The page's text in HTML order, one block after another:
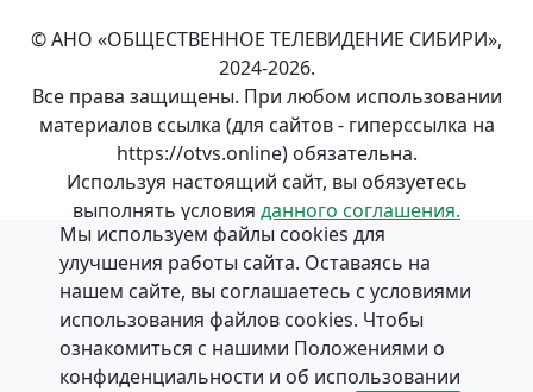
© АНО «ОБЩЕСТВЕННОЕ ТЕЛЕВИДЕНИЕ СИБИРИ»,
2024-2026.
Все права защищены. При любом использовании
материалов ссылка (для сайтов - гиперссылка на
https://otvs.online) обязательна.
Используя настоящий сайт, вы обязуетесь
выполнять условия данного соглашения.
Положение об обработке изащите персональных
данныхв АНО «ОБЩЕСТВЕННОЕ ТЕЛЕВИДЕНИЕ
СИБИРИ».
Мы используем файлы cookies для
улучшения работы сайта. Оставаясь на
нашем сайте, вы соглашаетесь с условиями
использования файлов cookies. Чтобы
ознакомиться с нашими Положениями о
конфиденциальности и об использовании